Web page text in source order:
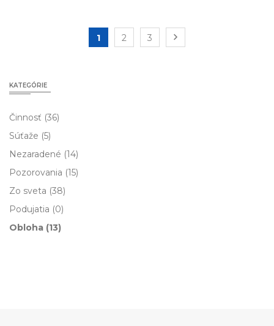
1 2 3
KATEGÓRIE
Činnosť (36)
Súťaže (5)
Nezaradené (14)
Pozorovania (15)
Zo sveta (38)
Podujatia (0)
Obloha (13)